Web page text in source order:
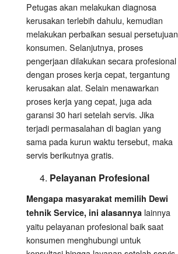
Petugas akan melakukan diagnosa
kerusakan terlebih dahulu, kemudian
melakukan perbaikan sesuai persetujuan
konsumen. Selanjutnya, proses
pengerjaan dilakukan secara profesional
dengan proses kerja cepat, tergantung
kerusakan alat. Selain menawarkan
proses kerja yang cepat, juga ada
garansi 30 hari setelah servis. Jika
terjadi permasalahan di bagian yang
sama pada kurun waktu tersebut, maka
servis berikutnya gratis.
Pelayanan Profesional
Mengapa masyarakat memilih Dewi
tehnik Service, ini alasannya lainnya
yaitu pelayanan profesional baik saat
konsumen menghubungi untuk